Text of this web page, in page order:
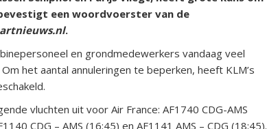
een woordvoerster van de
.
en grondmedewerkers vandaag veel
het aantal annuleringen te beperken, heeft KLM’s
vluchten uit voor Air France: AF1740 CDG-AMS
CDG – AMS (16:45) en AF1141 AMS – CDG (18:45).